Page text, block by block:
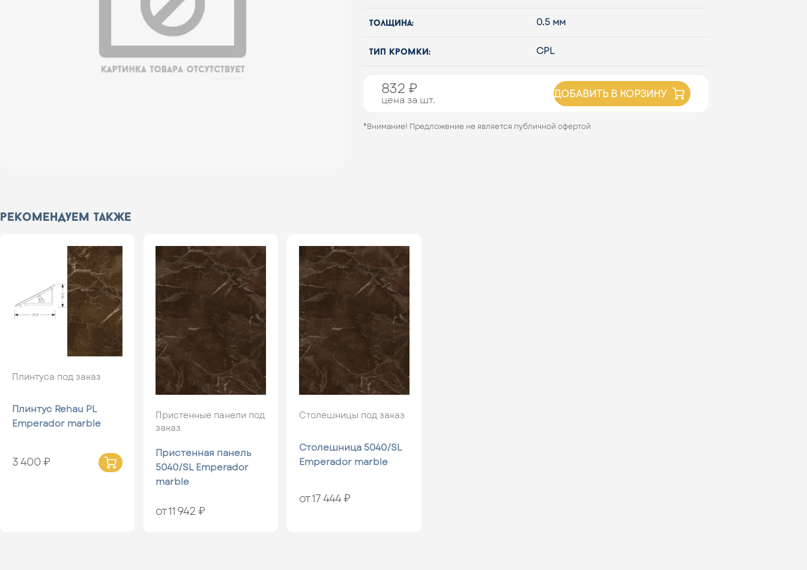
толщина: 0.5 мм
тип кромки: CPL
832 ₽
цена за шт.
ДОБАВИТЬ В КОРЗИНУ
*Внимание! Предложение не является публичной офертой
рекомендуем также
Плинтуса под заказ
Плинтус Rehau PL
Emperador marble
3 400 ₽
Пристенные панели под
заказ
Пристенная панель
5040/SL Emperador
marble
от 11 942 ₽
Столешницы под заказ
Столешница 5040/SL
Emperador marble
от 17 444 ₽